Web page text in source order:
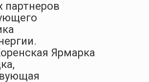
партнеров
Ярмарка